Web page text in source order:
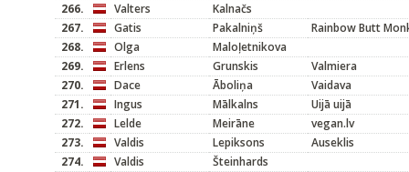
266.
Valters
Kalnačs
267.
Gatis Pakalniņš
Rainbow Butt
268.
Olga
Maloļetnikova
269.
Erlens Grunskis
Valmiera
270.
Dace Āboliņa
Vaidava
271.
Ingus Mālkalns
Uijā uijā
272.
Lelde Meirāne
vegan.lv
273.
Valdis Lepiksons
Auseklis
274.
Valdis
Šteinhards